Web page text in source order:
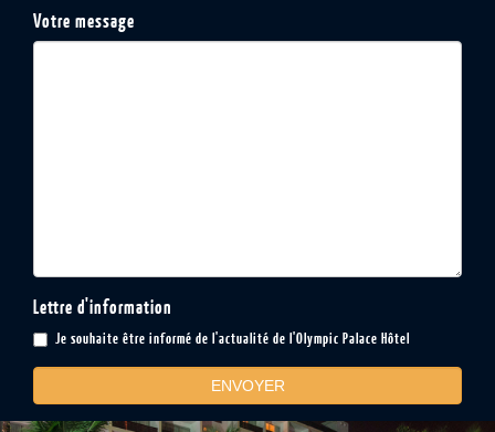
Votre message
Lettre d'information
Je souhaite être informé de l'actualité de l'Olympic Palace Hôtel
ENVOYER